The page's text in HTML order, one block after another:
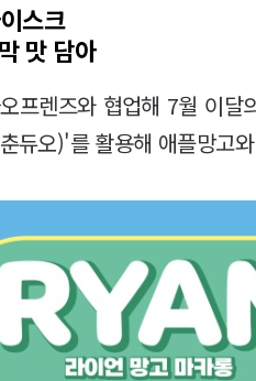
스크
맛 담아
프렌즈와 협업해 7월 이달
듀오)'를 활용해 애플망고